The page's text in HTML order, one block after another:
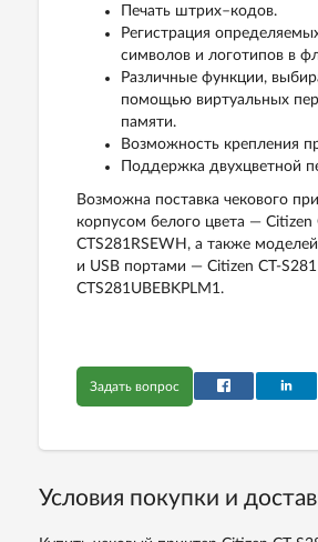
Печать штрих–кодов.
Регистрация
символов и логотипов в
Различные функции,
помощью виртуальных
памяти.
Возможность крепления
Поддержка двухцветной
Возможна поставка чекового
корпусом белого цвета — Citizen
CTS281RSEWH, а также
и USB портами — Citizen CT-S281
CTS281UBEBKPLM1.
Задать вопрос
Условия покупки и